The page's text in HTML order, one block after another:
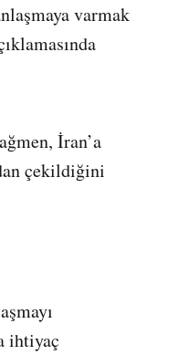
varmak
İran’a
çekildiğini
ihtiyaç